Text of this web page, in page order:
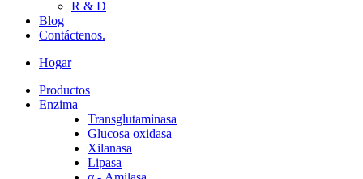
R & D
Blog
Contáctenos.
Hogar
Productos
Enzima
Transglutaminasa
Glucosa oxidasa
Xilanasa
Lipasa